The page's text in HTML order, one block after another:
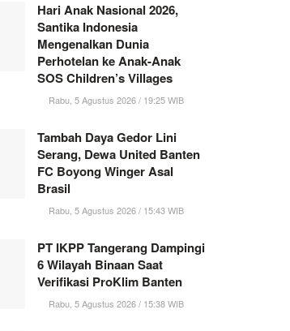
Hari Anak Nasional 2026,
Santika Indonesia
Mengenalkan Dunia
Perhotelan ke Anak-Anak
SOS Children’s Villages
Rabu, 5 Agustus 2026 / 19:25 WIB
Tambah Daya Gedor Lini
Serang, Dewa United Banten
FC Boyong Winger Asal
Brasil
Rabu, 5 Agustus 2026 / 15:43 WIB
PT IKPP Tangerang Dampingi
6 Wilayah Binaan Saat
Verifikasi ProKlim Banten
Rabu, 5 Agustus 2026 / 15:38 WIB